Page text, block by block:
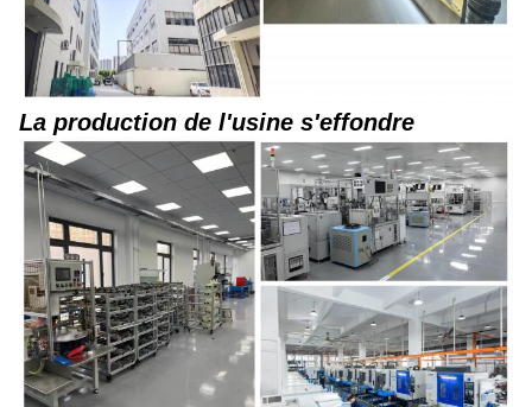
La production de l'usine s'effondre